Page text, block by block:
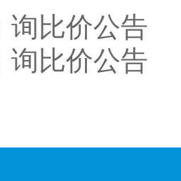
询比价公告
询比价公告